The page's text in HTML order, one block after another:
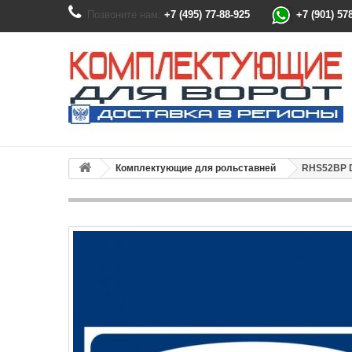
Позвоните нам: +7 (495) 77-88-925 +7 (901)
Комплектующие для рольставней RHS52BP